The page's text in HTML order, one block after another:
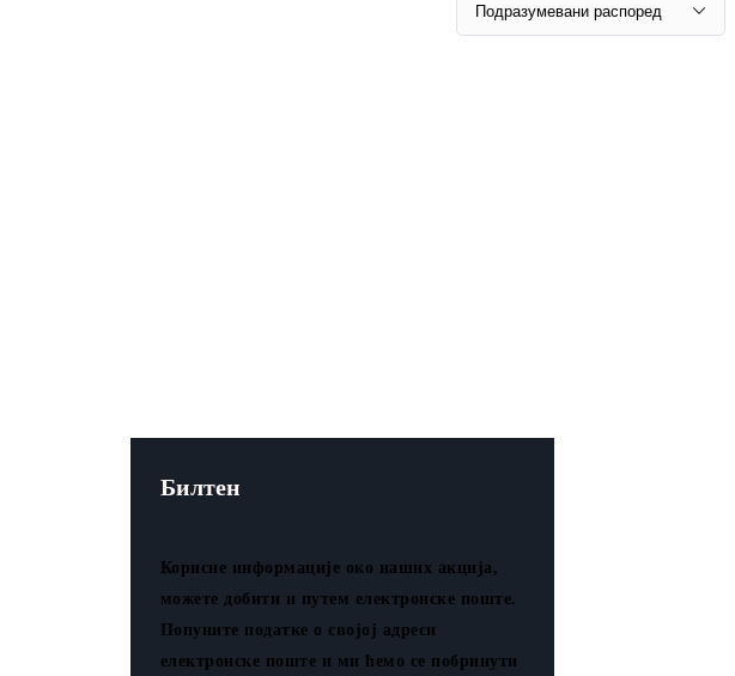
Билтен
Корисне информације око наших акција,
можете добити и путем електронске поште.
Попуните податке о својој адреси
електронске поште и ми ћемо се побринути